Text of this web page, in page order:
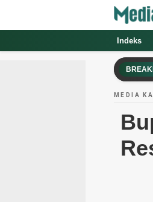
Indeks
Galaxy Z Fold 8 Series Pecahkan
MEDIA